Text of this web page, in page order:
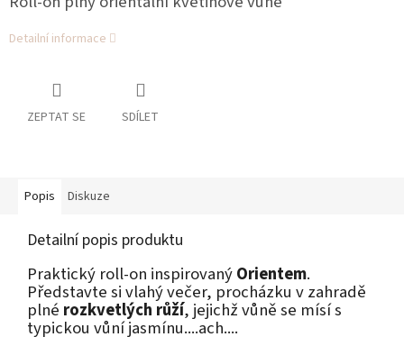
Detailní informace
ZEPTAT SE SDÍLET
Popis Diskuze
Detailní popis produktu
Praktický roll-on inspirovanýOrientem.
Představte si vlahý večer, procházku v zahradě
plné rozkvetlých růží, jejichž vůně se mísí s
typickou vůní jasmínu....ach....